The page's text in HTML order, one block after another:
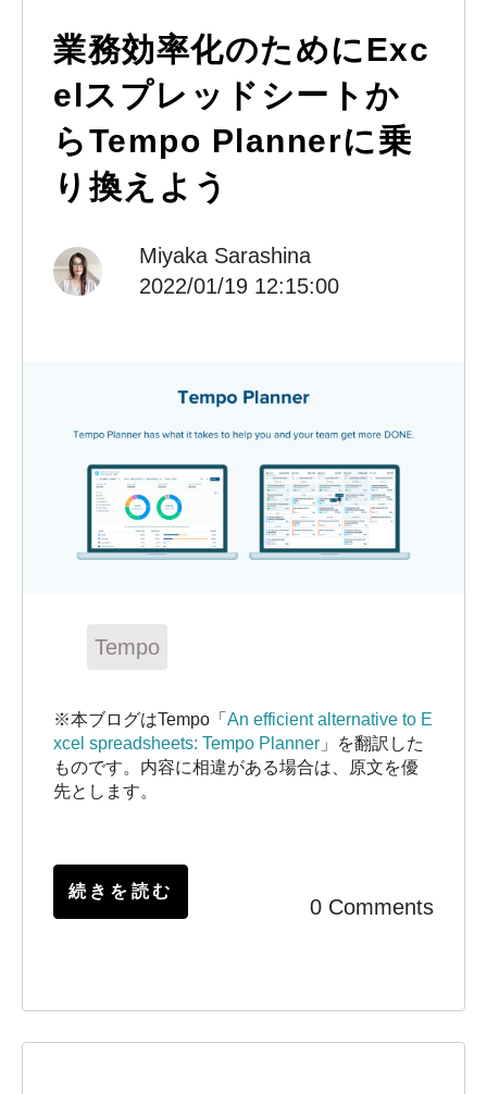
業務効率化のためにExc
elスプレッドシートか
らTempo Plannerに乗
り換えよう
Miyaka Sarashina
2022/01/19 12:15:00
Tempo
※本ブログはTempo「 An efficient alternative to E
xcel spreadsheets: Tempo Planner 」を翻訳した
ものです。内容に相違がある場合は、原文を優
先とします。
続きを読む
0 Comments